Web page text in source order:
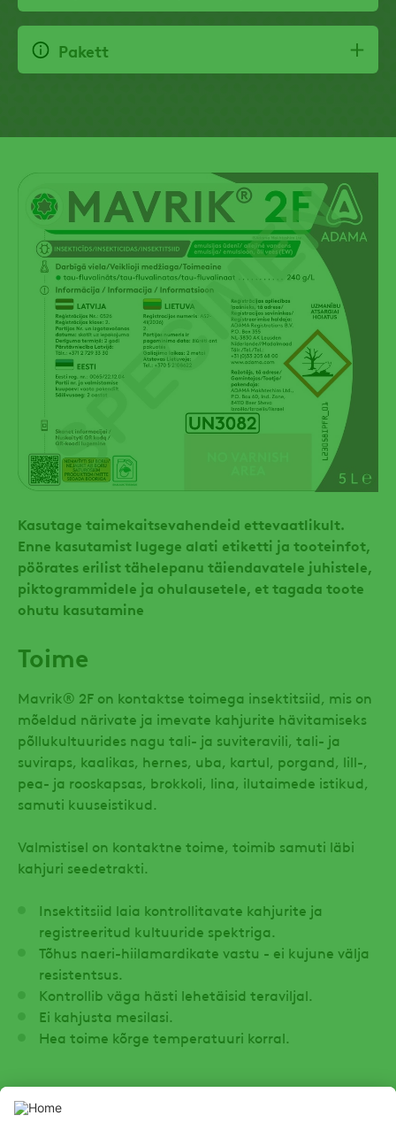
Kasutage taimekaitsevahendeid ettevaatlikult.
Enne kasutamist lugege alati etiketti ja tooteinfot,
pöörates erilist tähelepanu täiendavatele juhistele,
piktogrammidele ja ohulausetele, et tagada toote
ohutu kasutamine
Toime
Mavrik® 2F on kontaktse toimega insektitsiid, mis on
mõeldud närivate ja imevate kahjurite hävitamiseks
põllukultuurides nagu tali- ja suviteravili, tali- ja
suviraps, kaalikas, hernes, uba, kartul, porgand, lill-,
pea- ja rooskapsas, brokkoli, lina, ilutaimede istikud,
samuti kuuseistikud.
Valmistisel on kontaktne toime, toimib samuti läbi
kahjuri seedetrakti.
Insektitsiid laia kontrollitavate kahjurite ja
registreeritud kultuuride spektriga.
Tõhus naeri-hiilamardikate vastu - ei kujune välja
resistentsus.
Kontrollib väga hästi lehetäisid teraviljal.
Ei kahjusta mesilasi.
Hea toime kõrge temperatuuri korral.
Pakett